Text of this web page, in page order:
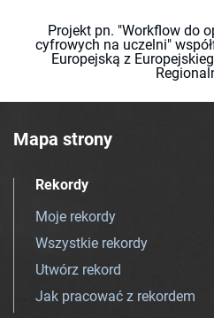
Projekt pn. "Workflow do
cyfrowych na uczelni"
Europejską z
Mapa strony
Rekordy
Moje rekordy
Wszystkie rekordy
Utwórz rekord
Jak pracować z rekordem